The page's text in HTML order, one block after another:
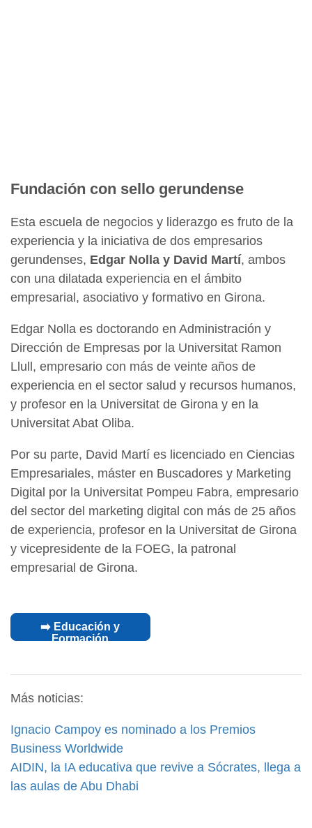
Fundación con sello gerundense
Esta escuela de negocios y liderazgo es fruto de la
experiencia y la iniciativa de dos empresarios
gerundenses, Edgar Nolla y David Martí, ambos
con una dilatada experiencia en el ámbito
empresarial, asociativo y formativo en Girona.
Edgar Nolla es doctorando en Administración y
Dirección de Empresas por la Universitat Ramon
Llull, empresario con más de veinte años de
experiencia en el sector salud y recursos humanos,
y profesor en la Universitat de Girona y en la
Universitat Abat Oliba.
Por su parte, David Martí es licenciado en Ciencias
Empresariales, máster en Buscadores y Marketing
Digital por la Universitat Pompeu Fabra, empresario
del sector del marketing digital con más de 25 años
de experiencia, profesor en la Universitat de Girona
y vicepresidente de la FOEG, la patronal
empresarial de Girona.
➡️ Educación y
Formación
Más noticias:
Ignacio Campoy es nominado a los Premios
Business Worldwide
AIDIN, la IA educativa que revive a Sócrates, llega a
las aulas de Abu Dhabi